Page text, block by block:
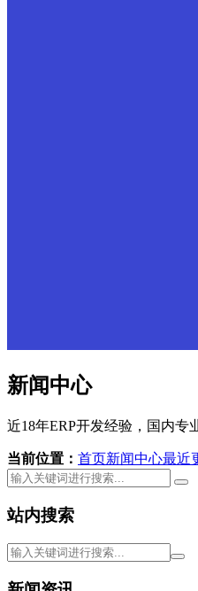
新闻中心
近18年ERP开发经验，国内专
当前位置： 首页新闻中心最近
站内搜索